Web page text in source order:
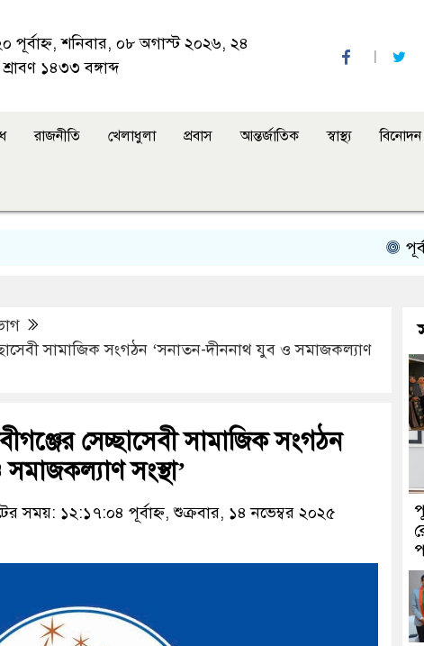
পূর্বাহ্ন, শনিবার, ০৮ অগাস্ট ২০২৬, ২৪
শ্রাবণ ১৪৩৩ বঙ্গাব্দ
রাজনীতি খেলাধুলা প্রবাস আন্তর্জাতিক স্বাস্থ্য বিনোদন
সামাজিক সংগঠন ‘সনাতন-দীননাথ যুব ও সমাজকল্যাণ
সেচ্ছাসেবী সামাজিক সংগঠন
সংস্থা’
সময়: ১২:১৭:০৪ পূর্বাহ্ন, শুক্রবার, ১৪ নভেম্বর ২০২৫